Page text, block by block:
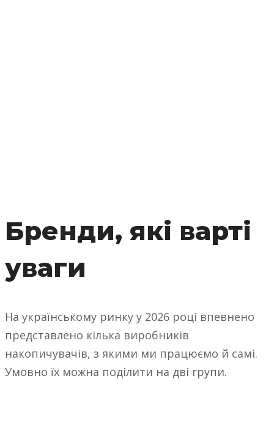
Бренди, які варті
уваги
На українському ринку у 2026 році впевнено
представлено кілька виробників
накопичувачів, з якими ми працюємо й самі.
Умовно їх можна поділити на дві групи.